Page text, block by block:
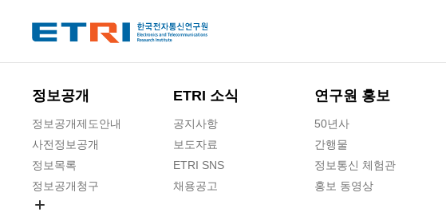
정보공개
정보공개제도안내
사전정보공개
정보목록
정보공개청구
ETRI 소식
공지사항
보도자료
ETRI SNS
채용공고
연구원 홍보
50년사
간행물
정보통신 체험관
홍보 동영상